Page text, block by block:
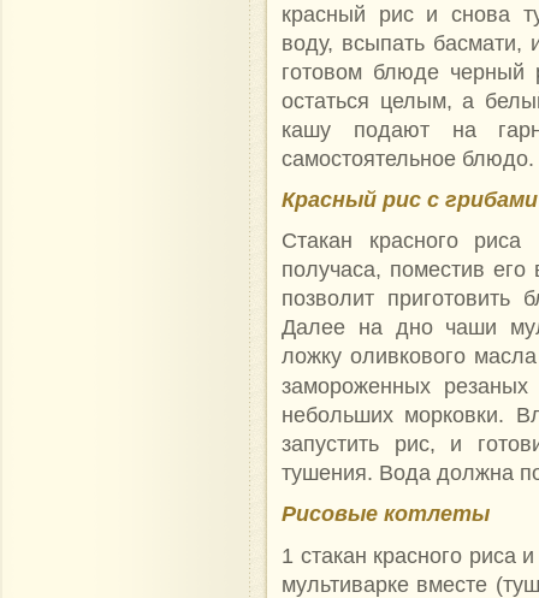
красный рис и снова
воду, всыпать басмати,
готовом блюде
остаться целым, а
кашу подают на
самостоятельное блюдо.
Красный рис с
Стакан красного
получаса, поместив
позволит
Далее на дно чаши
ложку оливкового
замороженных
небольших морковки.
запустить рис, и
тушения. Вода должна
Рисовые котлеты
1 стакан красного риса
мультиварке вместе